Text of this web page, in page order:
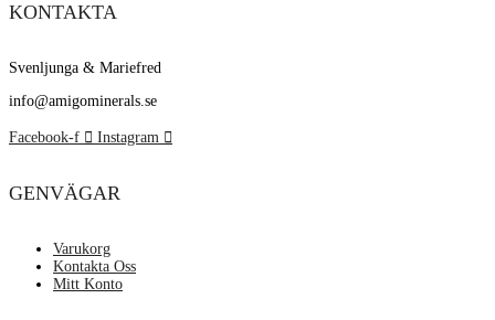
KONTAKTA
Svenljunga & Mariefred
info@amigominerals.se
Facebook-f Instagram
GENVÄGAR
Varukorg
Kontakta Oss
Mitt Konto